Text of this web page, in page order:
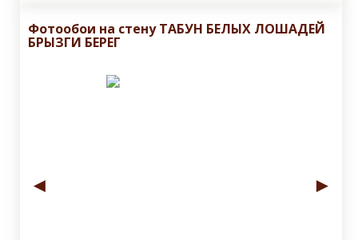
Фотообои на стену ТАБУН БЕЛЫХ ЛОШАДЕЙ
БРЫЗГИ БЕРЕГ
◄ ►